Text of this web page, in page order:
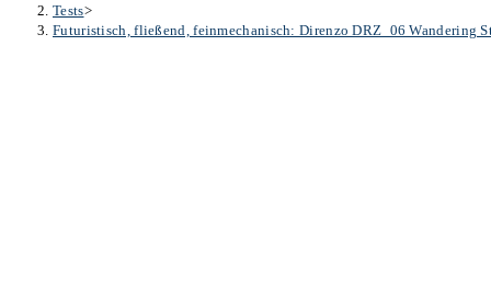
Tests>
Futuristisch, fließend, feinmechanisch: Direnzo DRZ_06 Wandering